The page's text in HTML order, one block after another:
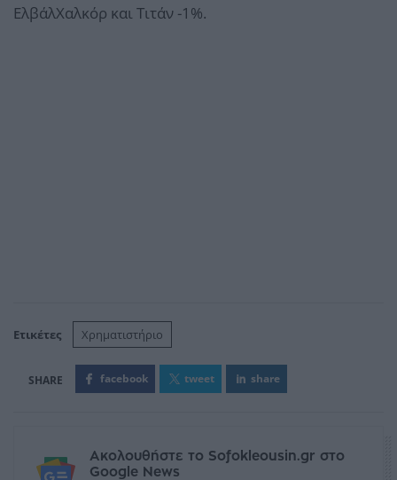
ΕλβάλΧαλκόρ και Τιτάν -1%.
Ετικέτες Χρηματιστήριο
facebook tweet share
Ακολουθήστε το Sofokleousin.gr στο
Google News